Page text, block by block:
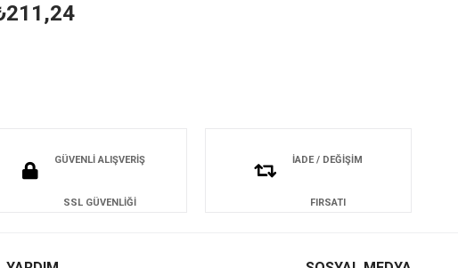
GÜVENLİ ALIŞVERİŞ
SSL GÜVENLİĞİ
İADE / DEĞİŞİM
FIRSATI